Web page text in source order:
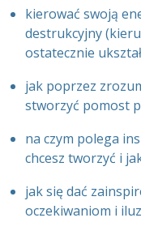
kierować swoją
destrukcyjny
ostatecznie
jak poprzez
stworzyć pomost
na czym polega
chcesz tworzyć i
jak się dać
oczekiwaniom i